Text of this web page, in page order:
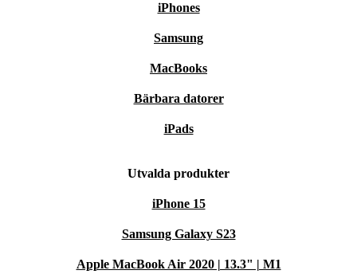
iPhones
Samsung
MacBooks
Bärbara datorer
iPads
Utvalda produkter
iPhone 15
Samsung Galaxy S23
Apple MacBook Air 2020 | 13.3" | M1